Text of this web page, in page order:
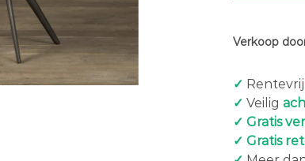
Verkoop
✓ Rentevrij
✓ Veilig
✓ Gratis
✓ Gratis